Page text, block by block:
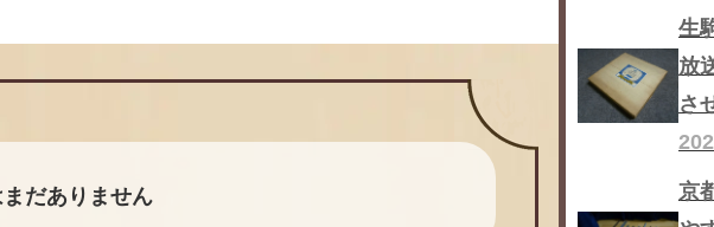
だありません
生
放
さ
京